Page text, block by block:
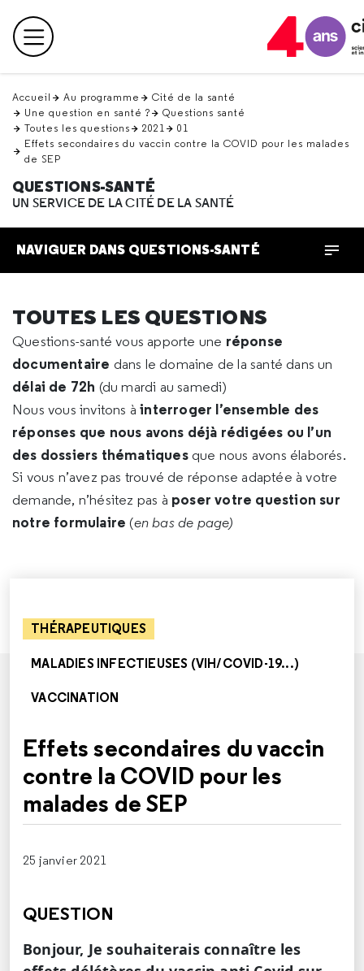
en
haut Menu principal
Accueil Au programme
Cité de la santé
Une question en santé ?
Questions santé
Toutes les questions
2021
01
Effets secondaires du vaccin contre la COVID pour les malades
de SEP
QUESTIONS-SANTÉ
UN SERVICE DE LA CITÉ DE LA SANTÉ
NAVIGUER DANS QUESTIONS-SANTÉ
TOUTES LES QUESTIONS
Questions-santé vous apporte une réponse
documentaire dans le domaine de la santé dans un
délai de 72h (du mardi au samedi)
Nous vous invitons àinterroger l’ensemble des
réponses que nous avons déjà rédigées ou l’un
des dossiers thématiques que nous avons élaborés.
Si vous n’avez pas trouvé de réponse adaptée à votre
demande, n’hésitez pas à poser votre question sur
notre formulaire (en bas de page)
THÉRAPEUTIQUES
MALADIES INFECTIEUSES (VIH/COVID-19...)
VACCINATION
Effets secondaires du vaccin
contre la COVID pour les
malades de SEP
25 janvier 2021
QUESTION
Bonjour, Je souhaiterais connaître les